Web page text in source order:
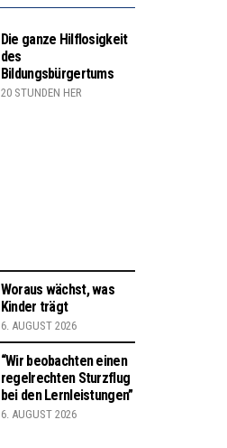
Die ganze Hilflosigkeit
des
Bildungsbürgertums
20 STUNDEN HER
Woraus wächst, was
Kinder trägt
6. AUGUST 2026
“Wir beobachten einen
regelrechten Sturzflug
bei den Lernleistungen”
6. AUGUST 2026